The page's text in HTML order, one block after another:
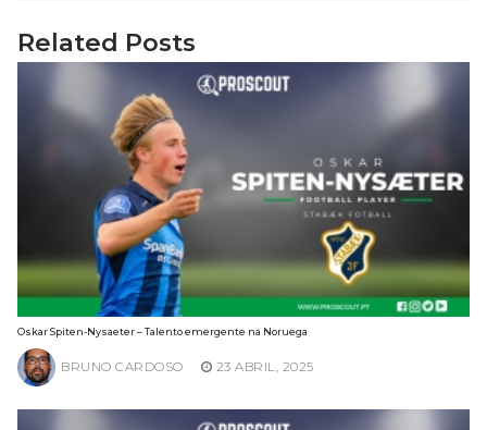
Related Posts
Oskar Spiten-Nysaeter – Talento emergente na Noruega
BRUNO CARDOSO 23 ABRIL, 2025